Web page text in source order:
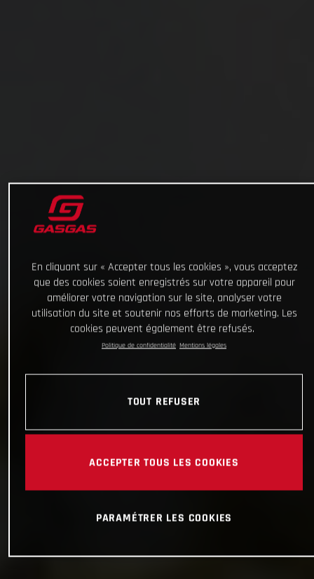
En cliquant sur « Accepter tous les cookies », vous acceptez
que des cookies soient enregistrés sur votre appareil pour
améliorer votre navigation sur le site, analyser votre
utilisation du site et soutenir nos efforts de marketing. Les
cookies peuvent également être refusés.
Politique de confidentialité Mentions légales
TOUT REFUSER
ACCEPTER TOUS LES COOKIES
PARAMÉTRER LES COOKIES